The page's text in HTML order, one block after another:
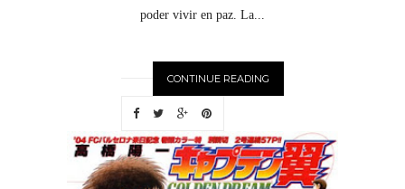
poder vivir en paz. La...
CONTINUE READING